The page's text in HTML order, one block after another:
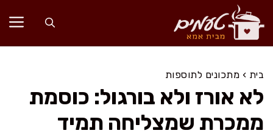
לדלג
לתוכן
בית › מתכונים לתוספות
לא אורז ולא בורגול: כוסמת
ממכרת שמצליחה תמיד